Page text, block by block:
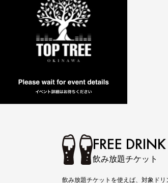
FREE
飲み放題チケット
飲み放題チケットを使えば、対象ド